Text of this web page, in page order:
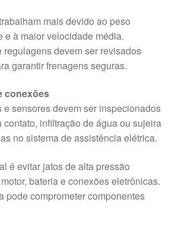
mais devido ao peso
e à maior velocidade média.
regulagens devem ser revisados
garantir frenagens seguras.
conexões
e sensores devem ser inspecionados
contato, infiltração de água ou sujeira
no sistema de assistência elétrica.
é evitar jatos de alta pressão
bateria e conexões eletrônicas.
pode comprometer componentes